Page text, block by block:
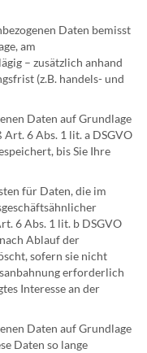
Daten bemisst
am
– zusätzlich anhand
(z.B. handels- und
Daten auf Grundlage
6 Abs. 1 lit. a DSGVO
bis Sie Ihre
für Daten, die im
6 Abs. 1 lit. b DSGVO
Ablauf der
sofern sie nicht
erforderlich
Interesse an der
Daten auf Grundlage
Daten so lange